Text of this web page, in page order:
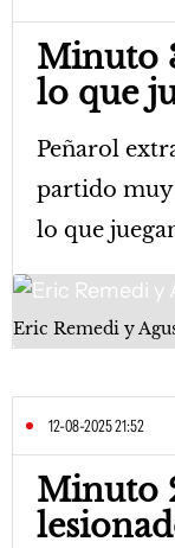
Minuto
lo que
Peñarol
partido muy
lo que
Eric Remedi y
12-08-2025 21:52
Minuto